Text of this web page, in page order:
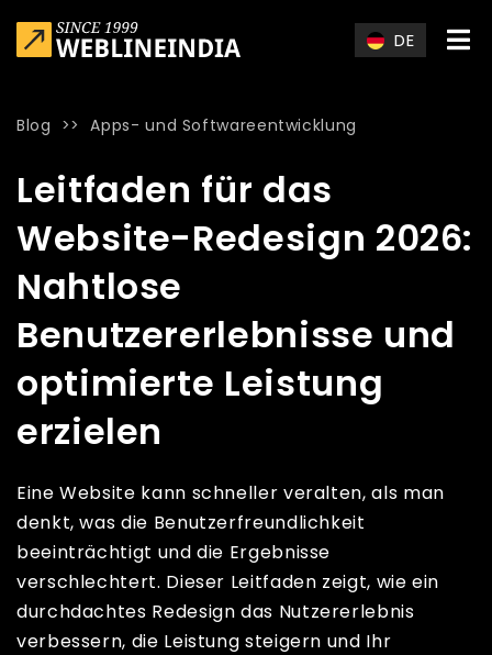
DE
Blog >>Apps- und Softwareentwicklung
Leitfaden für das
Website-Redesign 2026:
Nahtlose
Benutzererlebnisse und
optimierte Leistung
erzielen
Eine Website kann schneller veralten, als man
denkt, was die Benutzerfreundlichkeit
beeinträchtigt und die Ergebnisse
verschlechtert. Dieser Leitfaden zeigt, wie ein
durchdachtes Redesign das Nutzererlebnis
verbessern, die Leistung steigern und Ihr